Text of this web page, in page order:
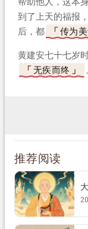
到了上天的福报
后，都
传为
黄建安七十七岁
无疾而终
推荐阅读